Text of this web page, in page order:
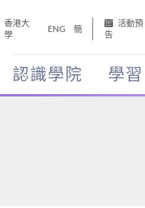
香港大
學
ENG 簡
活動預
告
認識學院 學習